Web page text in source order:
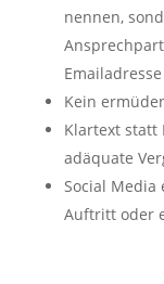
nennen,
Kein
Klartext statt
adäquate
Social Media
Auftritt oder